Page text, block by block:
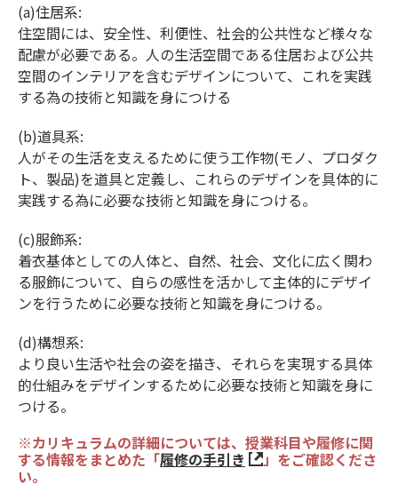
(a)住居系:
住空間には、安全性、利便性、社会的公共性など様々な
配慮が必要である。人の生活空間である住居および公共
空間のインテリアを含むデザインについて、これを実践
する為の技術と知識を身につける
(b)道具系:
人がその生活を支えるために使う工作物(モノ、プロダク
ト、製品)を道具と定義し、これらのデザインを具体的に
実践する為に必要な技術と知識を身につける。
(c)服飾系:
着衣基体としての人体と、自然、社会、文化に広く関わ
る服飾について、自らの感性を活かして主体的にデザイ
ンを行うために必要な技術と知識を身につける。
(d)構想系:
より良い生活や社会の姿を描き、それらを実現する具体
的仕組みをデザインするために必要な技術と知識を身に
つける。
※カリキュラムの詳細については、授業科目や履修に関
する情報をまとめた「履修の手引き 」をご確認くださ
い。